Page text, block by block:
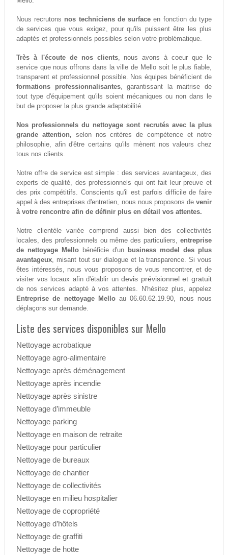
Nous recrutons nos techniciens de surface en fonction du type
de services que vous exigez, pour qu'ils puissent être les plus
adaptés et professionnels possibles selon votre problématique.
Très à l'écoute de nos clients, nous avons à coeur que le
service que nous offrons dans la ville de Mello soit le plus fiable,
transparent et professionnel possible. Nos équipes bénéficient de
formations professionnalisantes, garantissant la maitrise de
tout type d'équipement qu'ils soient mécaniques ou non dans le
but de proposer la plus grande adaptabilité.
Nos professionnels du nettoyage sont recrutés avec la plus
grande attention, selon nos critères de compétence et notre
philosophie, afin d'être certains qu'ils mènent nos valeurs chez
tous nos clients.
Notre offre de service est simple : des services avantageux, des
experts de qualité, des professionnels qui ont fait leur preuve et
des prix compétitifs. Conscients qu'il est parfois difficile de faire
appel à des entreprises d'entretien, nous nous proposons devenir
à votre rencontre afin de définir plus en détail vos attentes.
Notre clientèle variée comprend aussi bien des collectivités
locales, des professionnels ou même des particuliers,entreprise
de nettoyage Mellobénéficie d'un business model des plus
avantageux, misant tout sur dialogue et la transparence. Si vous
êtes intéressés, nous vous proposons de vous rencontrer, et de
visiter vos locaux afin d'établir undevis prévisionnel et gratuit
de nos services adapté à vos attentes. N'hésitez plus, appelez
Entreprise de nettoyage Melloau 06.60.62.19.90, nous nous
déplaçons sur demande.
Liste des services disponibles sur Mello
Nettoyage acrobatique
Nettoyage agro-alimentaire
Nettoyage après déménagement
Nettoyage après incendie
Nettoyage après sinistre
Nettoyage d’immeuble
Nettoyage parking
Nettoyage en maison de retraite
Nettoyage pour particulier
Nettoyage de bureaux
Nettoyage de chantier
Nettoyage de collectivités
Nettoyage en milieu hospitalier
Nettoyage de copropriété
Nettoyage d’hôtels
Nettoyage de graffiti
Nettoyage de hotte